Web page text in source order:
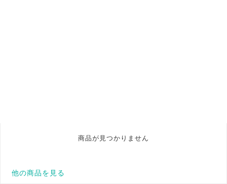
商品が見つかりません
他の商品を見る